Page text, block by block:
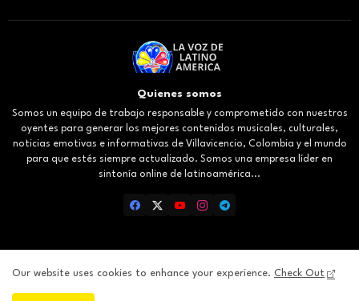
Quienes somos
Somos un equipo de trabajo responsable y comprometido con nuestros
oyentes para generar los mejores contenidos musicales, culturales,
noticias emotivas e informativas de Villavicencio, Colombia y el mundo
para que estés siempre actualizado. Somos una empresa líder en
sintonía online de latinoamérica...
Inicio About Contact us Privacy Policy
Our website uses cookies to enhance your experience. Check Out